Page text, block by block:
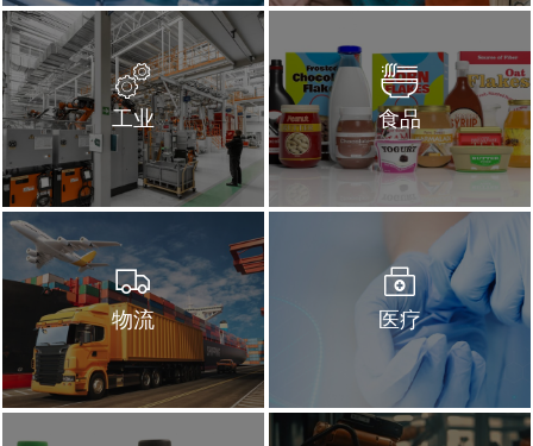
工业 食品
物流 医疗